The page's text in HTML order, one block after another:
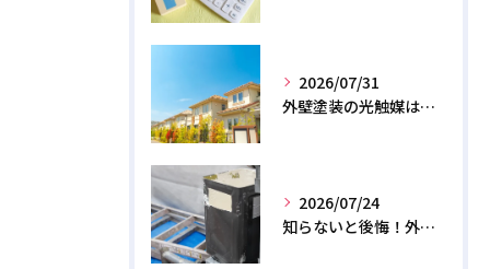
2026/07/31
外壁塗装の光触媒は効果なし？デメリットと2026年のリアル
2026/07/24
知らないと後悔！外壁塗装で無機質塗料を選ぶデメリットと3つの罠